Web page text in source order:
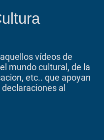
vídeos de
mundo cultural, de la
etc.. que apoyan
al